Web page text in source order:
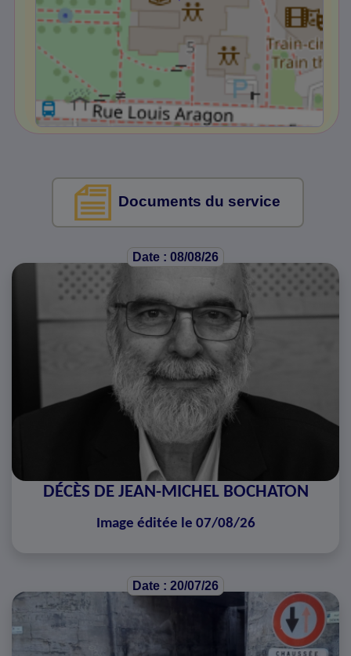
Documents du service
Date : 08/08/26
DÉCÈS DE JEAN-MICHEL BOCHATON
Image éditée le 07/08/26
Date : 20/07/26